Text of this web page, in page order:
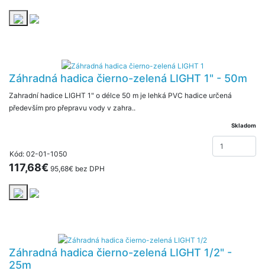
Záhradná hadica čierno-zelená LIGHT 1" - 50m
Zahradní hadice LIGHT 1" o délce 50 m je lehká PVC hadice určená
především pro přepravu vody v zahra..
Kód: 02-01-1050
Skladom
117,68€ 95,68€ bez DPH
Záhradná hadica čierno-zelená LIGHT 1/2" -
25m